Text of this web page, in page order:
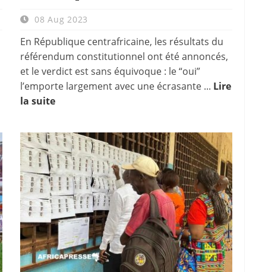
08 Aug 2023
En République centrafricaine, les résultats du
référendum constitutionnel ont été annoncés,
et le verdict est sans équivoque : le “oui”
l’emporte largement avec une écrasante ... Lire
la suite